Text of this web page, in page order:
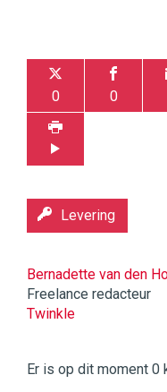
0 0
Levering
Bernadette van den
Freelance redacteur
Twinkle
|
Digital
Er is op dit moment 0